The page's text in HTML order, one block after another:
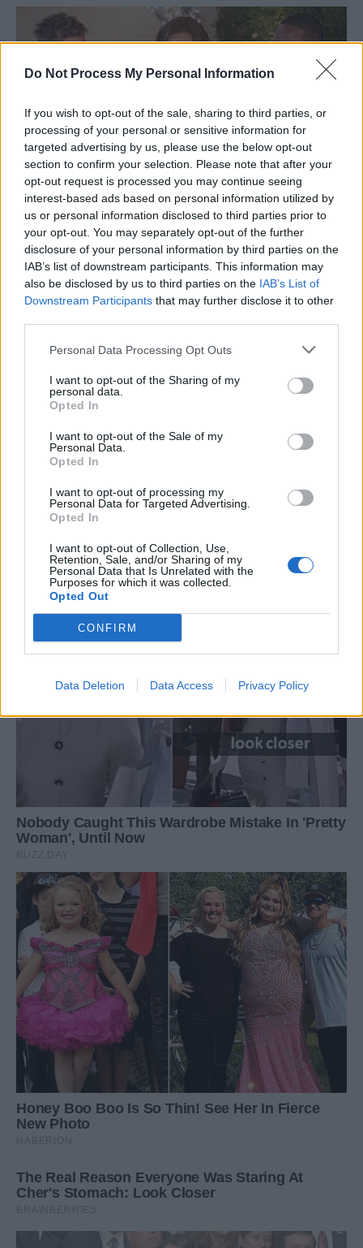
Do Not Process My Personal Information
If you wish to opt-out of the sale, sharing to third parties, or
processing of your personal or sensitive information for
targeted advertising by us, please use the below opt-out
section to confirm your selection. Please note that after your
opt-out request is processed you may continue seeing
interest-based ads based on personal information utilized by
us or personal information disclosed to third parties prior to
your opt-out. You may separately opt-out of the further
disclosure of your personal information by third parties on the
IAB’s list of downstream participants. This information may
also be disclosed by us to third parties on the IAB’s List of
Downstream Participants that may further disclose it to other
Personal Data Processing Opt Outs
I want to opt-out of the Sharing of my
personal data.
Opted In
I want to opt-out of the Sale of my
Personal Data.
Opted In
I want to opt-out of processing my
Personal Data for Targeted Advertising.
Opted In
I want to opt-out of Collection, Use,
Retention, Sale, and/or Sharing of my
Personal Data that Is Unrelated with the
Purposes for which it was collected.
Opted Out
CONFIRM
Data Deletion Data Access Privacy Policy